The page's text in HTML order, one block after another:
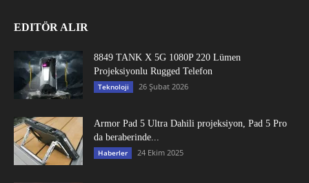
EDITÖR ALIR
8849 TANK X 5G 1080P 220 Lümen
Projeksiyonlu Rugged Telefon
Teknoloji 26 Şubat 2026
Armor Pad 5 Ultra Dahili projeksiyon, Pad 5 Pro
da beraberinde...
Haberler 24 Ekim 2025